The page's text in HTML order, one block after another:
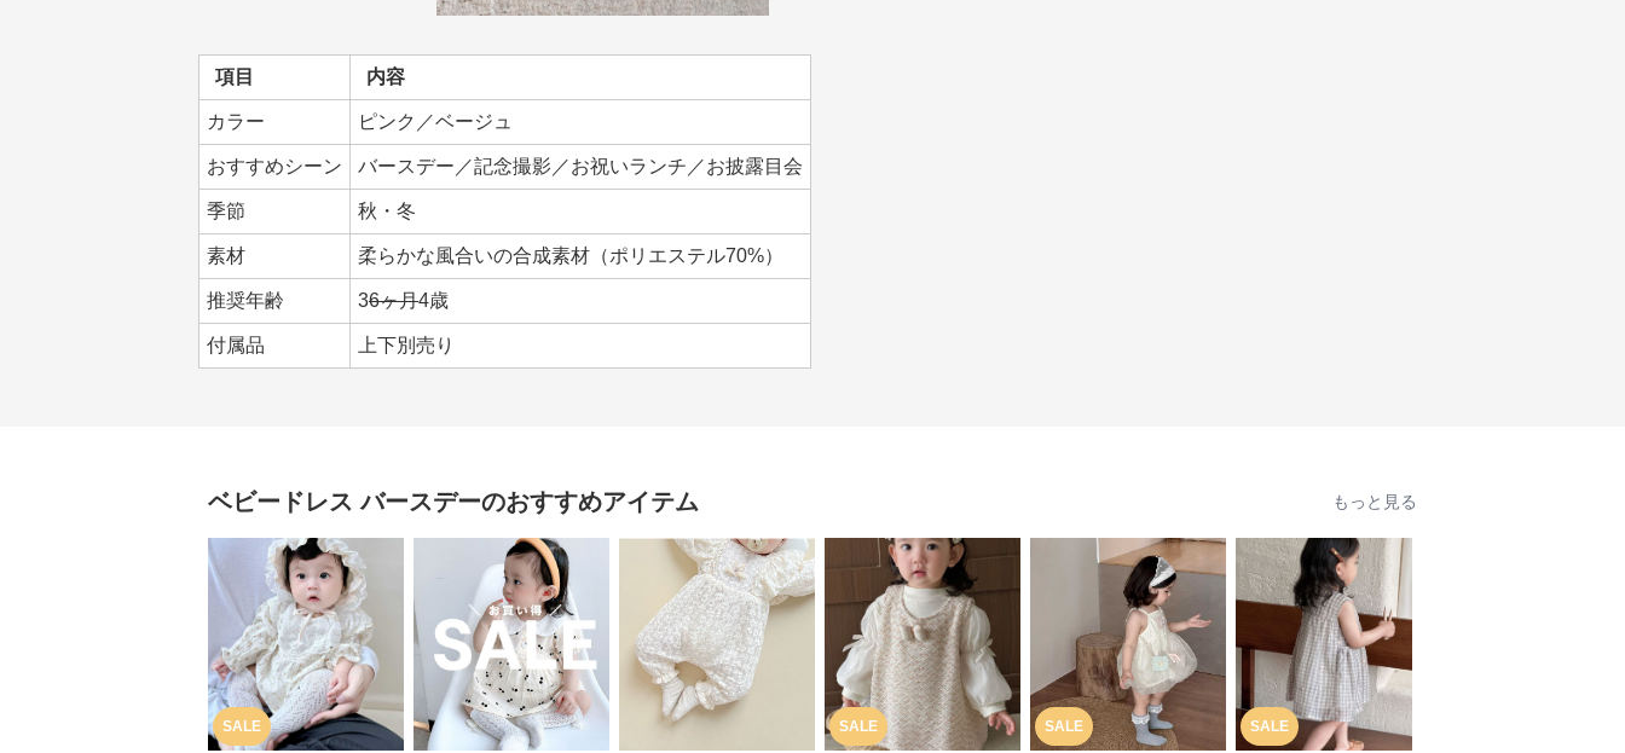
項目 内容
カラー ピンク／ベージュ
おすすめシーン バースデー／記念撮影／お祝いランチ／お披露目会
季節 秋・冬
素材 柔らかな風合いの合成素材（ポリエステル70%）
推奨年齢 36ヶ月4歳
付属品 上下別売り
ベビードレス バースデーのおすすめアイテム もっと見る
SALE SALE SALE SALE